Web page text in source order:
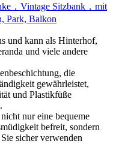
，Vintage Sitzbank，mit
Park, Balkon
und kann als Hinterhof,
und viele andere
die
gewährleistet,
und Plastikfüße
nur eine bequeme
befreit, sondern
sicher verwenden